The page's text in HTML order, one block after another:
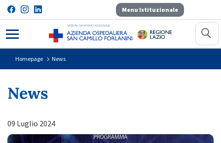
Menu Istituzionale
News
Homepage News
News
09 Luglio 2024